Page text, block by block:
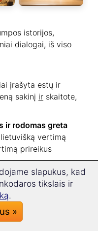
istorijos,
dialogai, iš viso
įrašyta estų ir
sakinį ir skaitote,
ir rodomas greta
vertimą
prireikus
nuo kurių tekstų
slapukus, kad
tikslais ir
.
»